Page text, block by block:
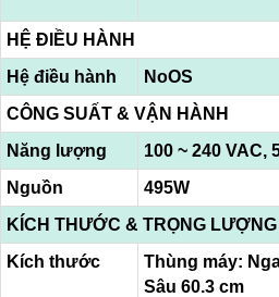
HỆ ĐIỀU HÀNH
Hệ điều hành
NoOS
CÔNG SUẤT & VẬN HÀNH
Năng lượng
100 ~ 240 VAC,
Nguồn
495W
KÍCH THƯỚC & TRỌNG LƯỢNG
Kích thước
Thùng máy:
Sâu 60.3 cm